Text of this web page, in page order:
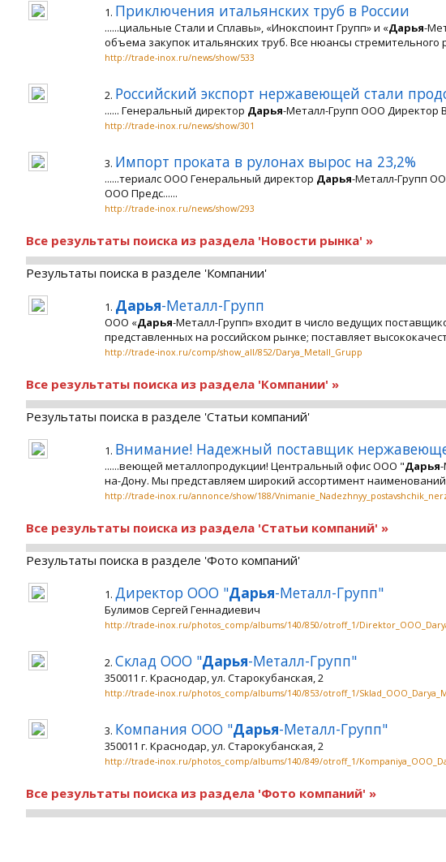
1. Приключения итальянских труб в России
......циальные Стали и Сплавы», «Инокспоинт Групп» и «Дарья-
объема закупок итальянских труб. Все нюансы стремительного
http://trade-inox.ru/news/show/533
2. Российский экспорт нержавеющей стали
...... Генеральный директор Дарья-Металл-Групп ООО Директор
http://trade-inox.ru/news/show/301
3. Импорт проката в рулонах вырос на 23,2%
......териалс ООО Генеральный директор Дарья-Металл-Групп
ООО Предс......
http://trade-inox.ru/news/show/293
Все результаты поиска из раздела 'Новости рынка' »
Результаты поиска в разделе 'Компании'
1. Дарья-Металл-Групп
ООО «Дарья-Металл-Групп» входит в число ведущих
представленных на российском рынке; поставляет
http://trade-inox.ru/comp/show_all/852/Darya_Metall_Grupp
Все результаты поиска из раздела 'Компании' »
Результаты поиска в разделе 'Статьи компаний'
1. Внимание! Надежный поставщик
......веющей металлопродукции! Центральный офис ООО "Дарья
на-Дону. Мы представляем широкий ассортимент наименований
http://trade-inox.ru/annonce/show/188/
Все результаты поиска из раздела 'Статьи компаний' »
Результаты поиска в разделе 'Фото компаний'
1. Директор ООО "Дарья-Металл-Групп"
Булимов Сергей Геннадиевич
http://trade-inox.ru/photos_comp/albums/140/850/otroff_1/
2. Склад ООО "Дарья-Металл-Групп"
350011 г. Краснодар, ул. Старокубанская, 2
http://trade-inox.ru/photos_comp/albums/140/853/otroff_1/
3. Компания ООО "Дарья-Металл-Групп"
350011 г. Краснодар, ул. Старокубанская, 2
http://trade-inox.ru/photos_comp/albums/140/849/otroff_1/
Все результаты поиска из раздела 'Фото компаний' »